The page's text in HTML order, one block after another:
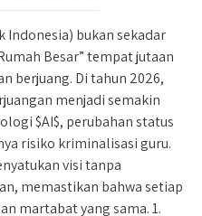
Indonesia) bukan sekadar
Besar” tempat jutaan
berjuang. Di tahun 2026,
menjadi semakin
$AI$, perubahan status
risiko kriminalisasi guru.
visi tanpa
memastikan bahwa setiap
martabat yang sama. 1.